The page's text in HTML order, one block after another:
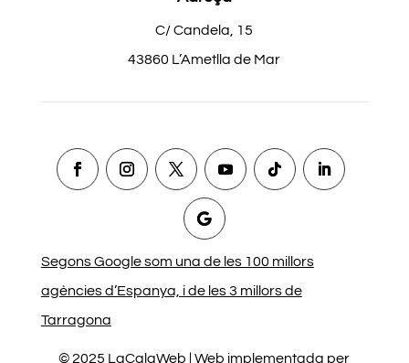
C/ Candela, 15
43860 L’Ametlla de Mar
Segons Google som una de les 100 millors
agències d’Espanya, i de les 3 millors de
Tarragona
© 2025 LaCalaWeb | Web implementada per